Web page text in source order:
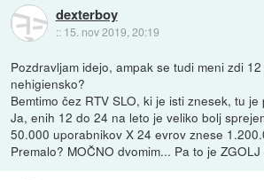
dexterboy
:: 15. nov 2019, 20:19
Pozdravljam idejo, ampak se tudi meni zdi
nehigiensko?
Bemtimo čez RTV SLO, ki je isti znesek, tu je
Ja, enih 12 do 24 na leto je veliko bolj
50.000 uporabnikov X 24 evrov znese
Premalo? MOČNO dvomim... Pa to je